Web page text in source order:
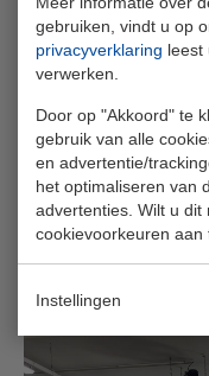
gebruiken, vindt u op
privacyverklaring leest
verwerken.
Door op "Akkoord" te
gebruik van alle
en advertentie/
het optimaliseren van
advertenties. Wilt u dit
cookievoorkeuren aan
Instellingen